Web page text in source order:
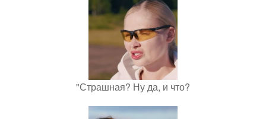
"Страшная? Ну да, и что?